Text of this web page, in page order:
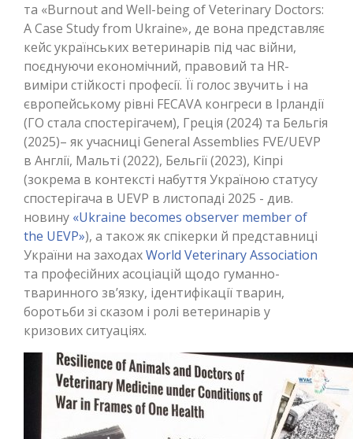
та «Burnout and Well-being of Veterinary Doctors:
A Case Study from Ukraine», де вона представляє
кейс українських ветеринарів під час війни,
поєднуючи економічний, правовий та HR-
виміри стійкості професії. Її голос звучить і на
європейському рівні FECAVA конгреси в Ірландії
(ГО стала спостерігачем), Греція (2024) та Бельгія
(2025)– як учасниці General Assemblies FVE/UEVP
в Англії, Мальті (2022), Бельгії (2023), Кіпрі
(зокрема в контексті набуття Україною статусу
спостерігача в UEVP в листопаді 2025 - див.
новину «Ukraine becomes observer member of
the UEVP»), а також як спікерки й представниці
України на заходахWorld Veterinary Association
та професійних асоціацій щодо гуманно-
тваринного зв’язку, ідентифікації тварин,
боротьби зі сказом і ролі ветеринарів у
кризових ситуаціях.